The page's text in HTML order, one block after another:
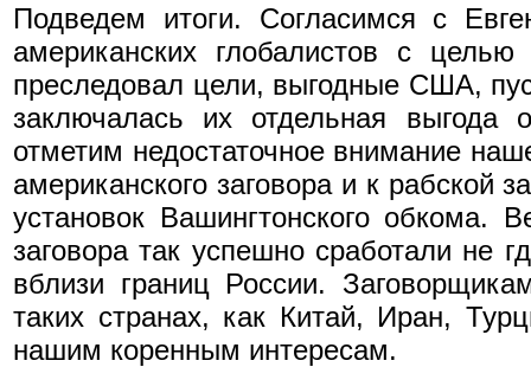
Подведем итоги. Согласимся с
американских глобалистов с
преследовал цели, выгодные США,
заключалась их отдельная
отметим недостаточное внимание
американского заговора и к рабской
установок Вашингтонского обкома.
заговора так успешно сработали не
вблизи границ России.
таких странах, как Китай, Иран,
нашим коренным интересам.